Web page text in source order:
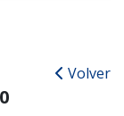
Volver